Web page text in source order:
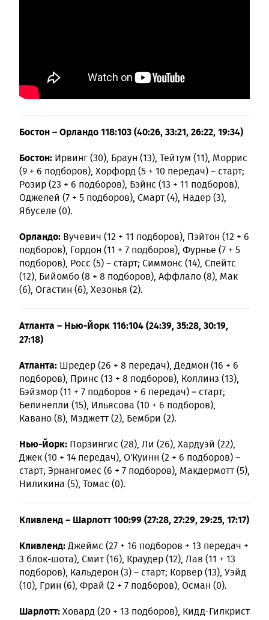
Бостон – Орландо 118:103 (40:26, 33:21, 26:22, 19:34)
Бостон: Ирвинг (30), Браун (13), Тейтум (11), Моррис
(9 + 6 подборов), Хорфорд (5 + 10 передач) – старт;
Розир (23 + 6 подборов), Бэйнс (13 + 11 подборов),
Оджелей (7 + 5 подборов), Смарт (4), Надер (3),
Ябуселе (0).
Орландо: Вучевич (12 + 11 подборов), Пэйтон (12 + 6
подборов), Гордон (11 + 7 подборов), Фурнье (7 + 5
подборов), Росс (5) – старт; Симмонс (14), Спейтс
(12), Бийомбо (8 + 8 подборов), Аффлало (8), Мак
(6), Огастин (6), Хезонья (2).
Атланта – Нью-Йорк 116:104 (24:39, 35:28, 30:19,
27:18)
Атланта: Шредер (26 + 8 передач), Дедмон (16 + 6
подборов), Принс (13 + 8 подборов), Коллинз (13),
Бэйзмор (11 + 7 подборов + 6 передач) – старт;
Белинелли (15), Ильясова (10 + 6 подборов),
Кавано (8), Мэджетт (2), Бембри (2).
Нью-Йорк: Порзингис (28), Ли (26), Хардуэй (22),
Джек (10 + 14 передач), О'Куинн (2 + 6 подборов) –
старт; Эрнангомес (6 + 7 подборов), Макдермотт (5),
Ниликина (5), Томас (0).
Кливленд – Шарлотт 100:99 (27:28, 27:29, 29:25, 17:17)
Кливленд:Джеймс (27 + 16 подборов + 13 передач +
3 блок-шота), Смит (16), Краудер (12), Лав (11 + 13
подборов), Кальдерон (3) – старт; Корвер (13), Уэйд
(10), Грин (6), Фрай (2 + 7 подборов), Осман (0).
Шарлотт:Ховард (20 + 13 подборов), Кидд-Гилкрист